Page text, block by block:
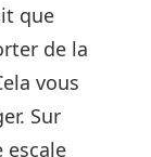
que
de la
vous
Sur
escale